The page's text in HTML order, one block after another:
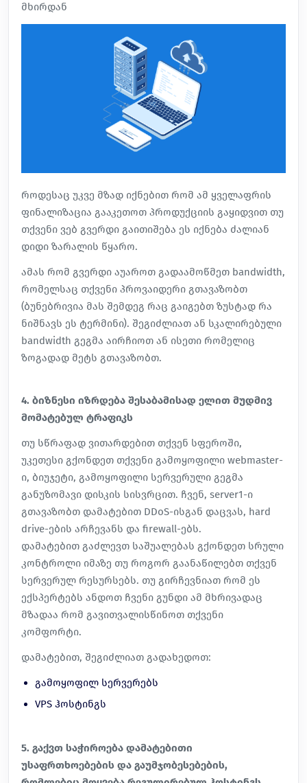
მხირდან
როდესაც უკვე მზად იქნებით რომ ამ ყველაფრის
ფინალიზაცია გააკეთოთ პროდუქციის გაყიდვით თუ
თქვენი ვებ გვერდი გაითიშება ეს იქნება ძალიან
დიდი ზარალის წყარო.
ამას რომ გვერდი აუაროთ გადაამოწმეთ bandwidth,
რომელსაც თქვენი პროვაიდერი გთავაზობთ
(ბუნებრივია მას შემდეგ რაც გაიგებთ ზუსტად რა
ნიშნავს ეს ტერმინი). შეგიძლიათ ან სკალირებული
bandwidth გეგმა აირჩიოთ ან ისეთი რომელიც
ზოგადად მეტს გთავაზობთ.
4. ბიზნესი იზრდება შესაბამისად ელით მუდმივ
მომატებულ ტრაფიკს
თუ სწრაფად ვითარდებით თქვენ სფეროში,
უკეთესი გქონდეთ თქვენი გამოყოფილი webmaster-
ი, ბიუჯეტი, გამოყოფილი სერვერული გეგმა
განუზომავი დისკის სისვრცით. ჩვენ, server1-ი
გთავაზობთ დამატებით DDoS-ისგან დაცვას, hard
drive-ების არჩევანს და firewall-ებს.
დამატებით გაძლევთ საშუალებას გქონდეთ სრული
კონტროლი იმაზე თუ როგორ გაანაწილებთ თქვენ
სერვერულ რესურსებს. თუ გირჩევნიათ რომ ეს
ექსპერტებს ანდოთ ჩვენი გუნდი ამ მხრივადაც
მზადაა რომ გავითვალისწინოთ თქვენი
კომფორტი.
დამატებით, შეგიძლიათ გადახედოთ:
გამოყოფილ სერვერებს
VPS ჰოსტინგს
5. გაქვთ საჭიროება დამატებითი
უსაფრთხოებების და გაუმჯობესებების,